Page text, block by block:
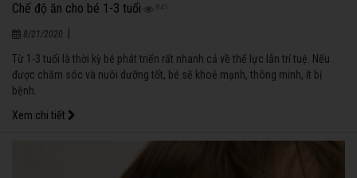
Chế độ ăn cho bé 1-3 tuổi 841
8/21/2020
Từ 1-3 tuổi là thời kỳ bé phát triển rất nhanh cả về thể lực lẫn trí tuệ. Nếu
được chăm sóc và nuôi dưỡng tốt, bé sẽ khoẻ mạnh, thông minh, ít bị
bệnh.
Xem chi tiết